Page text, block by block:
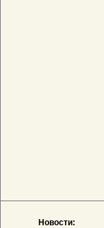
Новости: